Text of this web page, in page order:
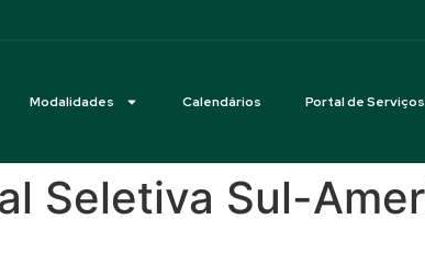
Modalidades Calendários Portal de Serviços
Seletiva Sul-